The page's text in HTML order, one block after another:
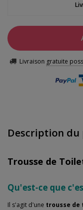
Livraison gratuite
Description
Trousse de
Qu'est-ce que
Il s'agit d'une trousse de